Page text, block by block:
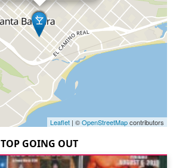
Leaflet | ©OpenStreetMapcontributors
TOP GOING OUT